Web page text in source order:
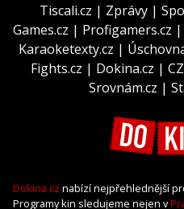
Tiscali.cz | Zprávy |
Games.cz | Profigamers.cz |
Karaoketexty.cz |
Fights.cz | Dokina.cz |
Srovnám.cz |
Dokina.cz nabízí nejpřehlednější
Programy kin sledujeme nejen v